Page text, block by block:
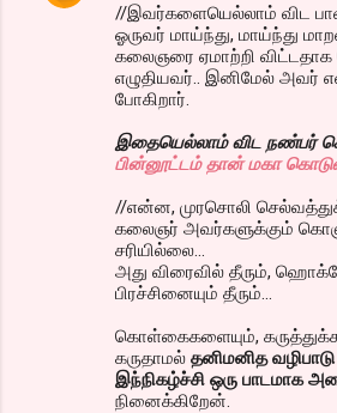
//இவர்களையெல்லாம் விட
ஓருவர் மாய்ந்து, மாய்ந்து
கலைஞரை ஏமாற்றி விட்டதாக
எழுதியவர்.. இனிமேல் அவர்
போகிறார்.
இதையெல்லாம் விட நண்பர்
பின்னூட்டம் தான் மகா
//என்ன, முரசொலி
கலைஞர் அவர்களுக்கும்
சரியில்லை...
அது விரைவில் தீரும்,
பிரச்சினையும் தீரும்...
கொள்கைகளையும்,
கருதாமல் தனிமனித
இந்நிகழ்ச்சி ஒரு பாடமாக
நினைக்கிறேன்.